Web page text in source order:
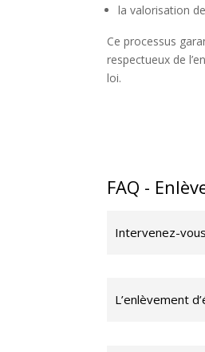
la valorisation
Ce processus
respectueux de
loi.
FAQ -
Intervenez-
L’enlèvement